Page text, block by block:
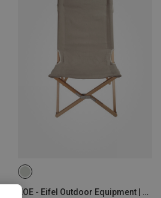
EOE - Eifel Outdoor Equipment | Campingstühle